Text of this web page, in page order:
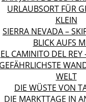
URLAUBSORT FÜR
LEIN
SIERRA NEVADA –
BLICK AUFS
EL CAMINITO DEL
GEFÄHRLICHSTE
WELT
DIE WÜSTE VON
DIE MARKTTAGE IN